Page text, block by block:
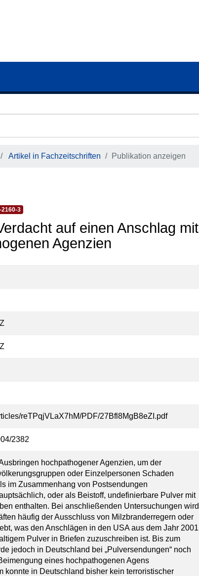
Artikel in Fachzeitschriften Publikation anzeigen
2160-3
auf einen Anschlag mit
Agenzien
reTPqjVLaX7hM/PDF/27Bfl8MgB8eZI.pdf
2382
hochpathogener Agenzien, um der
oder Einzelpersonen Schaden
im Zusammenhang von Postsendungen
oder als Beistoff, undefinierbare Pulver mit
enthalten. Bei anschließenden Untersuchungen wird
häufig der Ausschluss von Milzbranderregern oder
was den Anschlägen in den USA aus dem Jahr 2001
Pulver in Briefen zuzuschreiben ist. Bis zum
jedoch in Deutschland bei „Pulversendungen“ noch
eines hochpathogenen Agens
konnte in Deutschland bisher kein terroristischer